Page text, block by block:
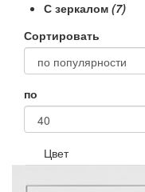
С зеркалом (7)
Сортировать
по
Цвет
Венге
Белые